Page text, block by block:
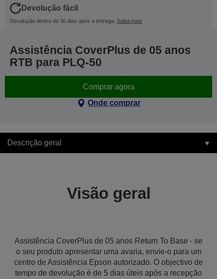
Devolução fácil
Devolução dentro de 30 dias após a entrega. Saiba mais
Assistência CoverPlus de 05 anos
RTB para PLQ-50
Comprar agora
Onde comprar
Descrição geral
Visão geral
Assistência CoverPlus de 05 anos Return To Base - se
o seu produto apresentar uma avaria, envie-o para um
centro de Assistência Epson autorizado. O objectivo de
tempo de devolução é de 5 dias úteis após a recepção